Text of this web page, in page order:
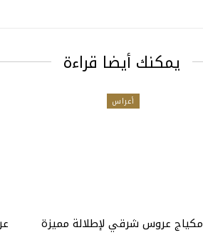
يمكنك أيضا قراءة
أعراس
مكياج عروس شرقي لإطلالة مميزة